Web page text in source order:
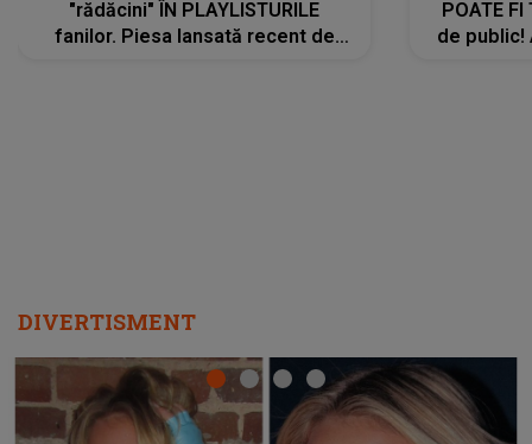
"rădăcini" ÎN PLAYLISTURILE
fanilor. Piesa lansată recent de
POATE FI
de public!
DIVERTISMENT